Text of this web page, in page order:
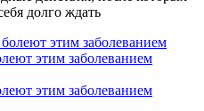
долго ждать
этим заболеванием
этим заболеванием